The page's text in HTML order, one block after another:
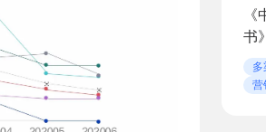
书
营